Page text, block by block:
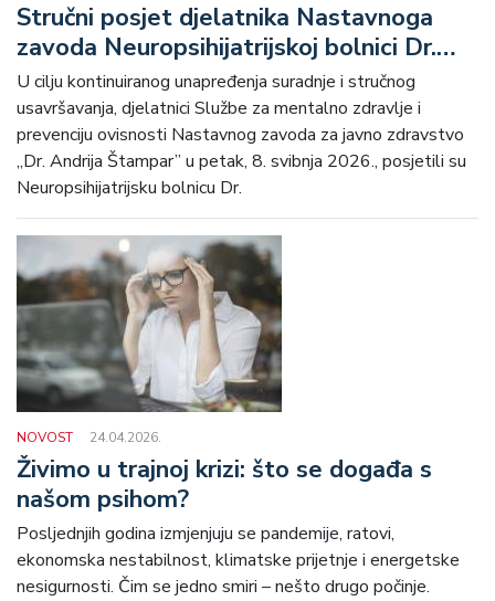
Stručni posjet djelatnika Nastavnoga
zavoda Neuropsihijatrijskoj bolnici Dr.
Ivan Barbot Popovača
U cilju kontinuiranog unapređenja suradnje i stručnog
usavršavanja, djelatnici Službe za mentalno zdravlje i
prevenciju ovisnosti Nastavnog zavoda za javno zdravstvo
„Dr. Andrija Štampar” u petak, 8. svibnja 2026., posjetili su
Neuropsihijatrijsku bolnicu Dr.
NOVOST 24.04.2026.
Živimo u trajnoj krizi: što se događa s
našom psihom?
Posljednjih godina izmjenjuju se pandemije, ratovi,
ekonomska nestabilnost, klimatske prijetnje i energetske
nesigurnosti. Čim se jedno smiri – nešto drugo počinje.